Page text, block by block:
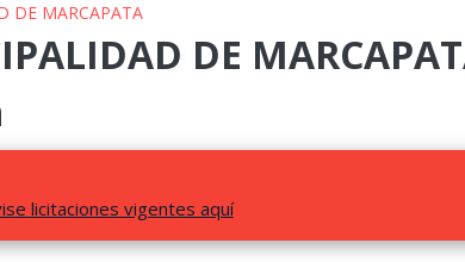
DE MARCAPATA
DE
licitaciones vigentes aquí